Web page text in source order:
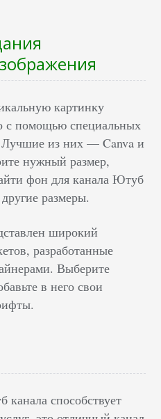
картинку
с помощью специальных
Лучшие из них — Canva и
нужный размер,
фон для канала Ютуб
размеры.
широкий
разработанные
Выберите
в него свои
способствует